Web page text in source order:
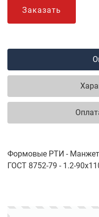
Заказать
Формовые РТИ -
ГОСТ 8752-79 - 1.2-